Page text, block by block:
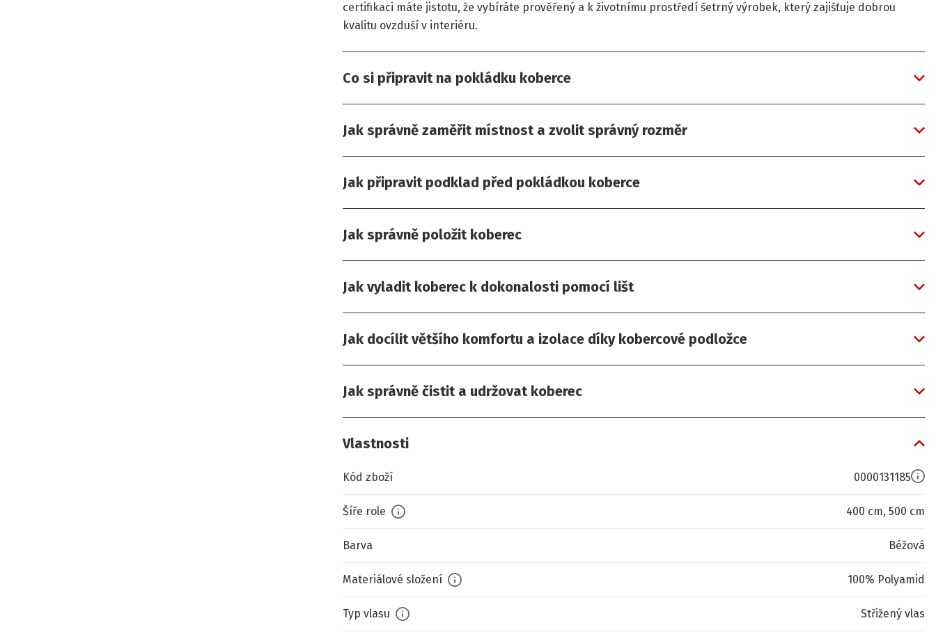
certifikaci máte jistotu, že vybíráte prověřený a k životnímu prostředí šetrný výrobek, který zajišťuje dobrou
kvalitu ovzduší v interiéru.
Co si připravit na pokládku koberce
Jak správně zaměřit místnost a zvolit správný rozměr
Jak připravit podklad před pokládkou koberce
Jak správně položit koberec
Jak vyladit koberec k dokonalosti pomocí lišt
Jak docílit většího komfortu a izolace díky kobercové podložce
Jak správně čistit a udržovat koberec
Vlastnosti
Kód zboží 0000131185
Šíře role 400 cm, 500 cm
Barva Béžová
Materiálové složení 100% Polyamid
Typ vlasu Střižený vlas